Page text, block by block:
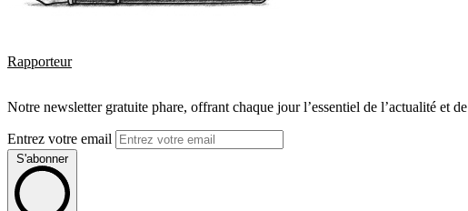
Rapporteur
Notre newsletter gratuite phare, offrant chaque jour l’essentiel de l’actualité et
Entrez votre email
S'abonner